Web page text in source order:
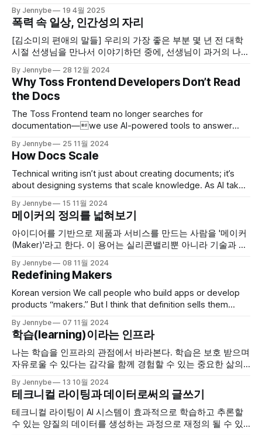
해 준비 중이다. 나는 회사를 떠나 자기만의 방식으로 일하고,
배우고, 관계를 만들어가는 이런 선택이 무척 담대하고 멋지다
고 생각했다. 이야기를 하다 보니 자유님의 이런 선택이 내가
By Jennybe 19 4월 2025
폭력 속 일상, 인간성의 자리
[김소미의 편애의 말들] 우리의 가장 좋은 부분 몇 년 전 대학
시절 선생님을 만나서 이야기하던 중에, 선생님이 과거의 나를
거야. 뭘 배우거나 알게 되면 세상이 정말 이렇다고요? 저렇다
고요? 어떻게 이럴 수 있죠? 이러면서.. ㅎㅎ 그래서 얘가 이
험한 세상을 잘 살아갈
By Jennybe 28 12월 2024
Why Toss Frontend Developers Don’t Read
the Docs
The Toss Frontend team no longer searches for
documentation—we use AI-powered tools to answer
documentation system that keeps the focus on
development.
By Jennybe 25 11월 2024
How Docs Scale
Technical writing isn’t just about creating documents; it’s
about designing systems that scale knowledge. As AI takes
faster than ever. Here’s my take on where we’re headed.
By Jennybe 15 11월 2024
메이커의 정의를 넓혀보기
아이디어를 기반으로 제품과 서비스를 만드는 사람을 '메이커
(Maker)'라고 한다. 이 용어는 실리콘밸리뿐 아니라 기술과 창
발하거나 혁신적인 제품을 설계하는 사람들을 가리킨다. 회
사에서는 보통 디자이너, 개발자 등 직접 '만드는' 과정에서 중
요한 역할을 하는 사람들을 메이커라고 부른다. 그런데 만든다
는 것을 잘
By Jennybe 08 11월 2024
Redefining Makers
Korean version We call people who build apps or develop
products “makers.” But I think that definition sells them
who doesn’t just build things but also produces knowledge
in the process. It is because while trying to
By Jennybe 07 11월 2024
학습(learning)이라는 인프라
나는 학습을 인프라의 관점에서 바라본다. 학습은 보호 받으며
자유로울 수 있다는 감각을 함께 경험할 수 있는 중요한 삶의
By Jennybe 13 10월 2024
테크니컬 라이팅과 데이터로써의 글쓰기
테크니컬 라이팅이 AI 시스템이 효과적으로 학습하고 추론할
수 있는 양질의 데이터를 생성하는 과정으로 재정의 될 수 있